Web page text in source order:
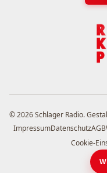
© 2026 Schlager Radio.
ImpressumDatenschutzAGB
Cookie-